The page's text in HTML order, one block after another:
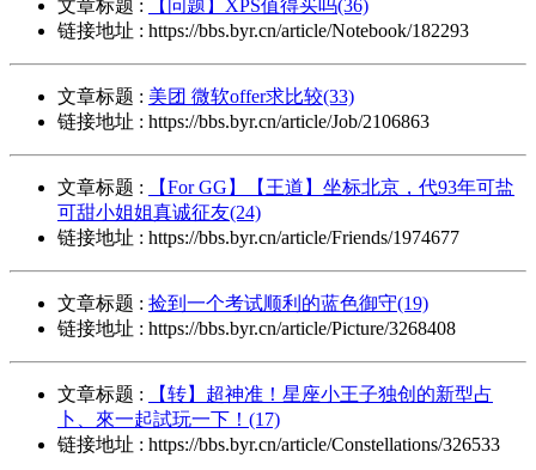
文章标题 :
【问题】XPS值得买吗(36)
链接地址 : https://bbs.byr.cn/article/Notebook/182293
文章标题 : 美团 微软offer求比较(33)
链接地址 : https://bbs.byr.cn/article/Job/2106863
文章标题 :
【For GG】【王道】坐标北京，代93年可盐
可甜小姐姐真诚征友(24)
链接地址 : https://bbs.byr.cn/article/Friends/1974677
文章标题 : 捡到一个考试顺利的蓝色御守(19)
链接地址 : https://bbs.byr.cn/article/Picture/3268408
文章标题 :
【转】超神准！星座小王子独创的新型占
卜、來一起試玩一下！(17)
链接地址 : https://bbs.byr.cn/article/Constellations/326533